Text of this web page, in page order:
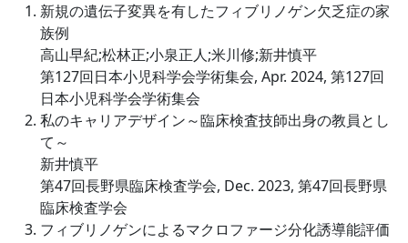
新規の遺伝子変異を有したフィブリノゲン欠乏症の家
族例
高山早紀;松林正;小泉正人;米川修;新井慎平
第127回日本小児科学会学術集会, Apr. 2024, 第127回
日本小児科学会学術集会
私のキャリアデザイン～臨床検査技師出身の教員とし
て～
新井慎平
第47回長野県臨床検査学会, Dec. 2023, 第47回長野県
臨床検査学会
フィブリノゲンによるマクロファージ分化誘導能評価